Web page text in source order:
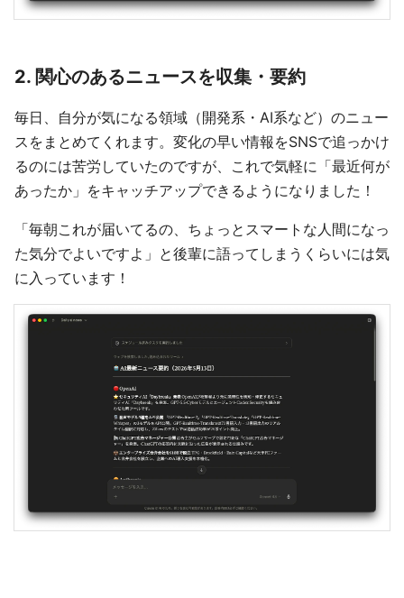
2. 関心のあるニュースを収集・要約
毎日、自分が気になる領域（開発系・AI系など）のニュー
スをまとめてくれます。変化の早い情報をSNSで追っかけ
るのには苦労していたのですが、これで気軽に「最近何が
あったか」をキャッチアップできるようになりました！
「毎朝これが届いてるの、ちょっとスマートな人間になっ
た気分でよいですよ」と後輩に語ってしまうくらいには気
に入っています！